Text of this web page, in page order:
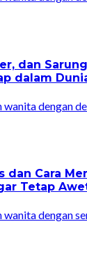
dan
dalam
dan Cara
Tetap